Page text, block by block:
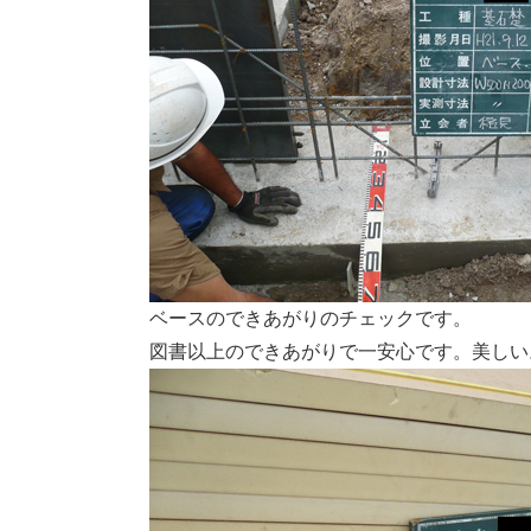
ベースのできあがりのチェックです。
図書以上のできあがりで一安心です。美し